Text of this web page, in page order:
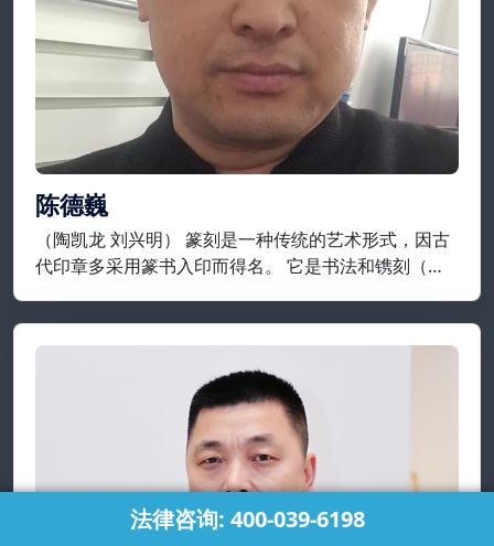
陈德巍
（陶凯龙 刘兴明） 篆刻是一种传统的艺术形式，因古
代印章多采用篆书入印而得名。 它是书法和镌刻（包
言，它是指将在平面上设计好的纹样或文字镌刻在金
属、石头、牙、角等材质上。
法律咨询: 400-039-6198